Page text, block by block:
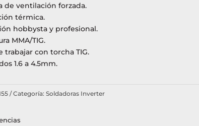
de ventilación forzada.
térmica.
hobbysta y profesional.
MMA/TIG.
trabajar con torcha TIG.
1.6 a 4.5mm.
Categoría: Soldadoras Inverter